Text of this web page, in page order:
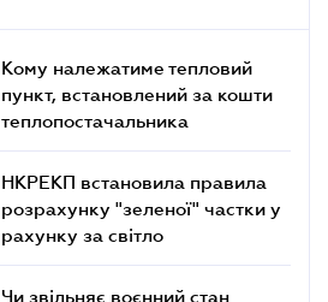
Кому належатиме тепловий
пункт, встановлений за кошти
теплопостачальника
НКРЕКП встановила правила
розрахунку "зеленої" частки у
рахунку за світло
Чи звільняє воєнний стан